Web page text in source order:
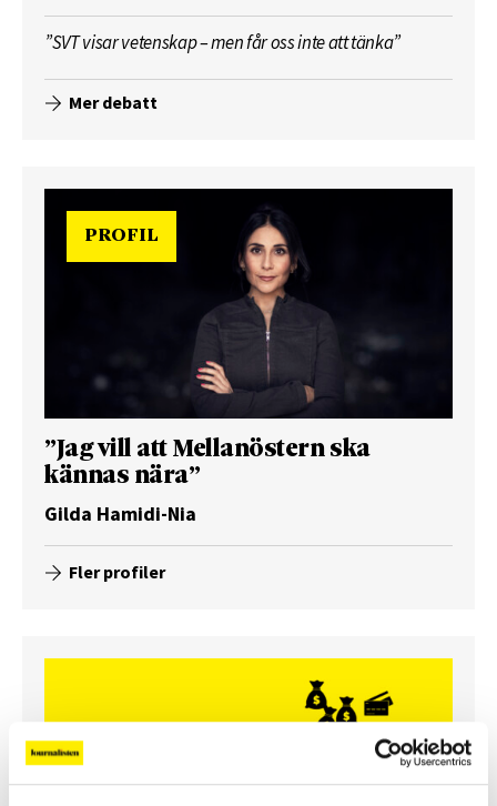
”SVT visar vetenskap – men får oss inte att tänka”
Mer debatt
PROFIL
”Jag vill att Mellanöstern ska
kännas nära”
Gilda Hamidi-Nia
Fler profiler